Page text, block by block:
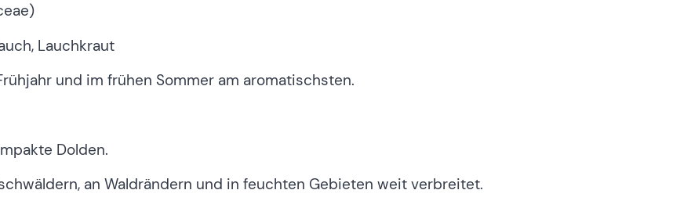
Lauchkraut
und im frühen Sommer am aromatischsten.
Dolden.
an Waldrändern und in feuchten Gebieten weit verbreitet.